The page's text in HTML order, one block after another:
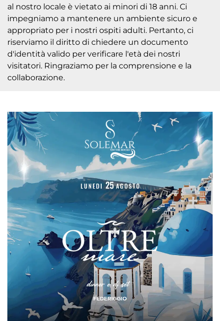
al nostro locale è vietato ai minori di 18 anni. Ci
impegniamo a mantenere un ambiente sicuro e
appropriato per i nostri ospiti adulti. Pertanto, ci
riserviamo il diritto di chiedere un documento
d'identità valido per verificare l'età dei nostri
visitatori. Ringraziamo per la comprensione e la
collaborazione.